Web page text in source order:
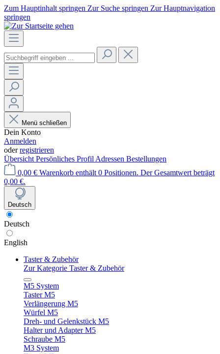
Zum Hauptinhalt springen Zur Suche springen Zur Hauptnavigation
springen
Menü schließen
Dein Konto
Anmelden
oderregistrieren
Übersicht Persönliches Profil Adressen Bestellungen
0,00 € Warenkorb enthält 0 Positionen. Der Gesamtwert beträgt
0,00 €.
Deutsch
Deutsch
English
Taster & Zubehör
Zur Kategorie Taster & Zubehör
M5 System
Taster M5
Verlängerung M5
Würfel M5
Dreh- und Gelenkstück M5
Halter und Adapter M5
Schraube M5
M3 System